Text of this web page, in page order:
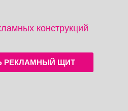
конструкций
РЕКЛАМНЫЙ ЩИТ